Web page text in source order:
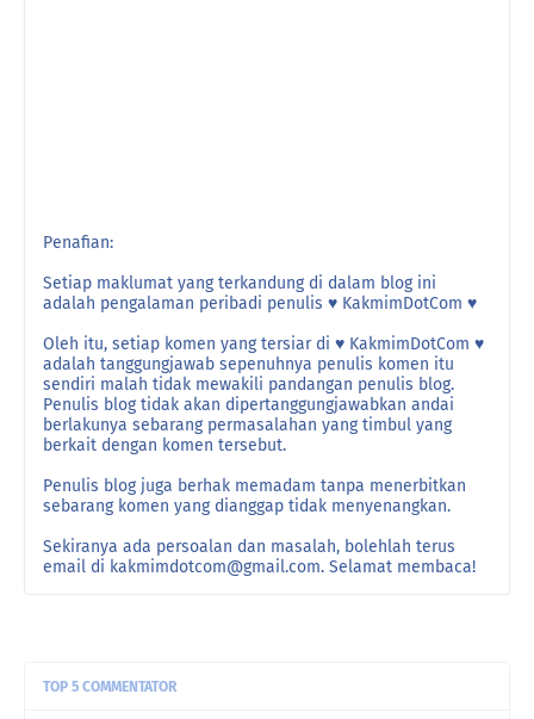
Penafian:
Setiap maklumat yang terkandung di dalam blog ini
adalah pengalaman peribadi penulis ♥ KakmimDotCom ♥
Oleh itu, setiap komen yang tersiar di ♥ KakmimDotCom ♥
adalah tanggungjawab sepenuhnya penulis komen itu
sendiri malah tidak mewakili pandangan penulis blog.
Penulis blog tidak akan dipertanggungjawabkan andai
berlakunya sebarang permasalahan yang timbul yang
berkait dengan komen tersebut.
Penulis blog juga berhak memadam tanpa menerbitkan
sebarang komen yang dianggap tidak menyenangkan.
Sekiranya ada persoalan dan masalah, bolehlah terus
email di kakmimdotcom@gmail.com. Selamat membaca!
TOP 5 COMMENTATOR